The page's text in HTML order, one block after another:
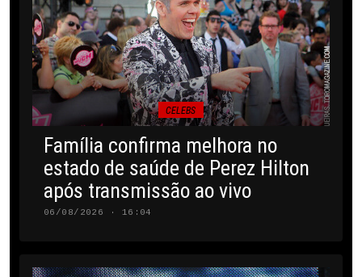
CELEBS
Família confirma melhora no
estado de saúde de Perez Hilton
após transmissão ao vivo
06/08/2026 · 16:04